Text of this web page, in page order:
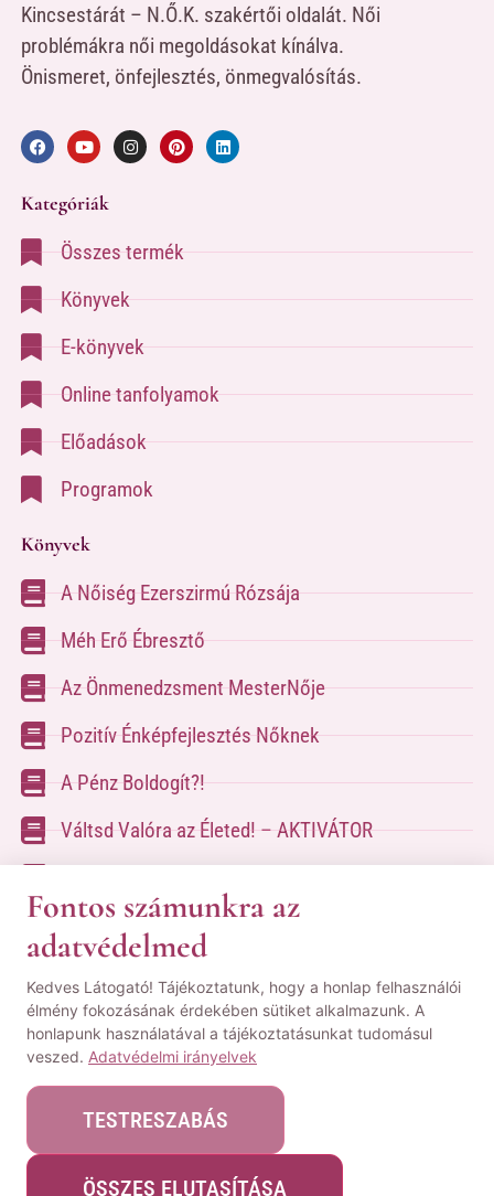
Kincsestárát – N.Ő.K. szakértői oldalát. Női
problémákra női megoldásokat kínálva.
Önismeret, önfejlesztés, önmegvalósítás.
Kategóriák
Összes termék
Könyvek
E-könyvek
Online tanfolyamok
Előadások
Programok
Könyvek
A Nőiség Ezerszirmú Rózsája
Méh Erő Ébresztő
Az Önmenedzsment MesterNője
Pozitív Énképfejlesztés Nőknek
A Pénz Boldogít?!
Váltsd Valóra az Életed! – AKTIVÁTOR
A kapcsolatfelvételhez kérlek tölsd ki az űrlapot
aKapcsolat oldalon
© Minden jog fenntartva! | Pozsgai Nikoletta Tudástára.
|ÁSZF|Adatvédelmi Nyilatkozat
Fontos számunkra az
adatvédelmed
Kedves Látogató! Tájékoztatunk, hogy a honlap felhasználói
élmény fokozásának érdekében sütiket alkalmazunk. A
honlapunk használatával a tájékoztatásunkat tudomásul
veszed. Adatvédelmi irányelvek
TESTRESZABÁS
ÖSSZES ELUTASÍTÁSA